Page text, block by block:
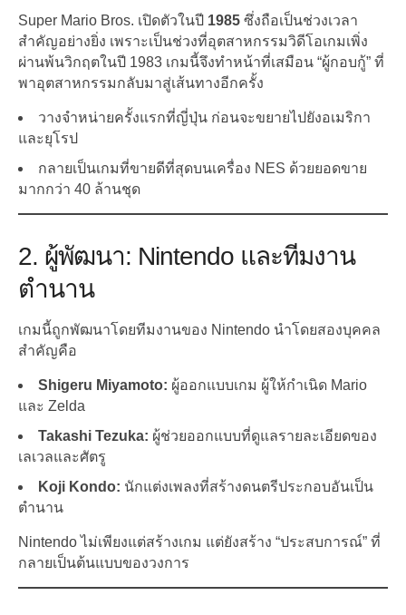
Super Mario Bros. เปิดตัวในปี 1985 ซึ่งถือเป็นช่วงเวลา
สำคัญอย่างยิ่ง เพราะเป็นช่วงที่อุตสาหกรรมวิดีโอเกมเพิ่ง
ผ่านพ้นวิกฤตในปี 1983 เกมนี้จึงทำหน้าที่เสมือน “ผู้กอบกู้” ที่
พาอุตสาหกรรมกลับมาสู่เส้นทางอีกครั้ง
วางจำหน่ายครั้งแรกที่ญี่ปุ่น ก่อนจะขยายไปยังอเมริกา
และยุโรป
กลายเป็นเกมที่ขายดีที่สุดบนเครื่อง NES ด้วยยอดขาย
มากกว่า 40 ล้านชุด
2. ผู้พัฒนา: Nintendo และทีมงาน
ตำนาน
เกมนี้ถูกพัฒนาโดยทีมงานของ Nintendo นำโดยสองบุคคล
สำคัญคือ
Shigeru Miyamoto: ผู้ออกแบบเกม ผู้ให้กำเนิด Mario
และ Zelda
Takashi Tezuka: ผู้ช่วยออกแบบที่ดูแลรายละเอียดของ
เลเวลและศัตรู
Koji Kondo: นักแต่งเพลงที่สร้างดนตรีประกอบอันเป็น
ตำนาน
Nintendo ไม่เพียงแต่สร้างเกม แต่ยังสร้าง “ประสบการณ์” ที่
กลายเป็นต้นแบบของวงการ